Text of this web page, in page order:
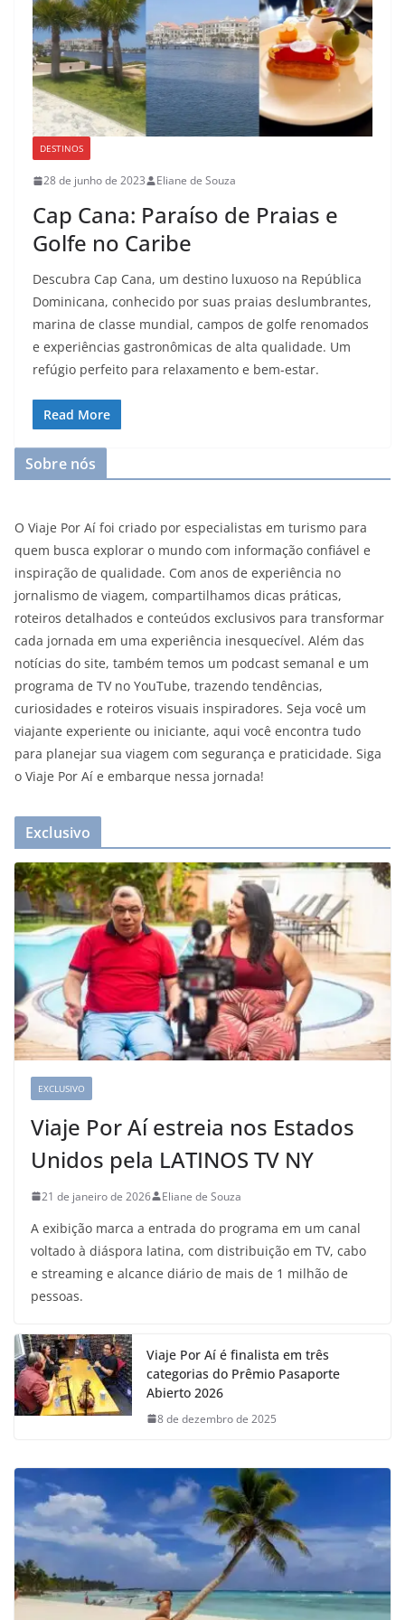
DESTINOS
28 de junho de 2023 Eliane de Souza
Cap Cana: Paraíso de Praias e
Golfe no Caribe
Descubra Cap Cana, um destino luxuoso na República
Dominicana, conhecido por suas praias deslumbrantes,
marina de classe mundial, campos de golfe renomados
e experiências gastronômicas de alta qualidade. Um
refúgio perfeito para relaxamento e bem-estar.
Read More
Sobre nós
O Viaje Por Aí foi criado por especialistas em turismo para
quem busca explorar o mundo com informação confiável e
inspiração de qualidade. Com anos de experiência no
jornalismo de viagem, compartilhamos dicas práticas,
roteiros detalhados e conteúdos exclusivos para transformar
cada jornada em uma experiência inesquecível. Além das
notícias do site, também temos um podcast semanal e um
programa de TV no YouTube, trazendo tendências,
curiosidades e roteiros visuais inspiradores. Seja você um
viajante experiente ou iniciante, aqui você encontra tudo
para planejar sua viagem com segurança e praticidade. Siga
o Viaje Por Aí e embarque nessa jornada!
Exclusivo
EXCLUSIVO
Viaje Por Aí estreia nos Estados
Unidos pela LATINOS TV NY
21 de janeiro de 2026 Eliane de Souza
A exibição marca a entrada do programa em um canal
voltado à diáspora latina, com distribuição em TV, cabo
e streaming e alcance diário de mais de 1 milhão de
pessoas.
Viaje Por Aí é finalista em três
categorias do Prêmio Pasaporte
Abierto 2026
8 de dezembro de 2025